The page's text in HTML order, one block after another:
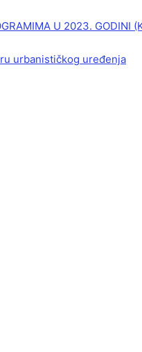
U 2023. GODINI
urbanističkog uređenja